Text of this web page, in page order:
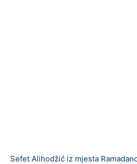
Sefet Alihodžić iz mjesta